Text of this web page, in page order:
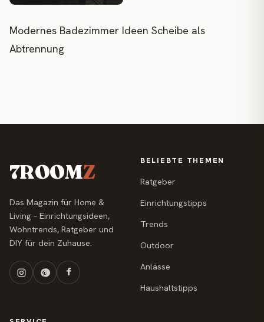
Modernes Badezimmer Ideen Scheibe als
Abtrennung
7ROOMZ
Das Magazin für Home &
Living – Einrichtungsideen,
Wohntrends, Ratgeber und
DIY für dein Zuhause.
BELIEBTE THEMEN
Ratgeber
Einrichtungstipps
Trends
Outdoor
Anlässe
Haushaltstipps